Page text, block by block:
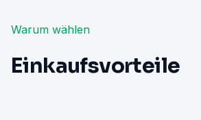
Warum wählen
Einkaufsvorteile